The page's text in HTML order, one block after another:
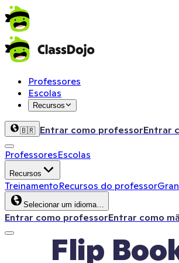
Professores
Escolas
Recursos
🇧🇷 Entrar como professorEntrar
ProfessoresEscolas
Recursos
TreinamentoRecursos do professor
Selecionar um idioma…
Entrar como professorEntrar como
Flip